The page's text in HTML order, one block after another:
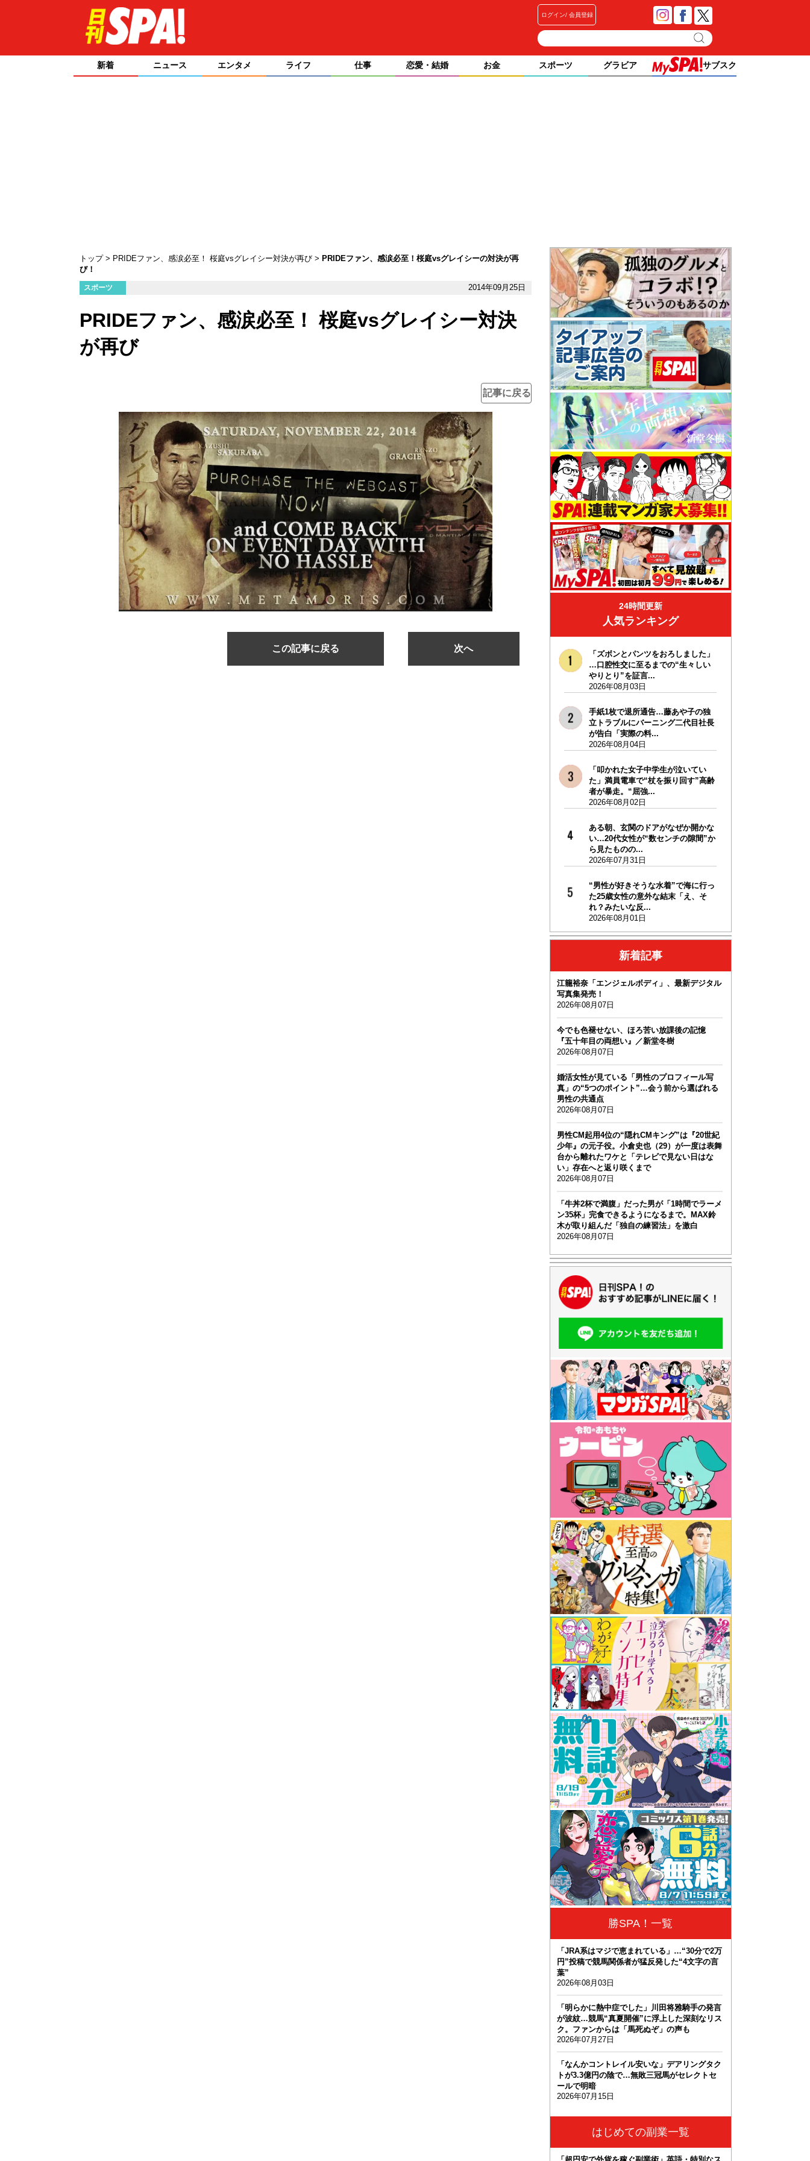
ログイン 会員登録
新着 ニュース エンタメ ライフ 仕事 恋愛・結婚 お金 スポーツ グラビア サブスク
トップ PRIDEファン、感涙必至！ 桜庭vsグレイシー対決が再び
PRIDEファン、感涙必至！桜庭vsグレイシーの対決が再
び！
スポーツ 2014年09月25日
PRIDEファン、感涙必至！ 桜庭vsグレイシー対決
が再び
記事に戻る
この記事に戻る 次へ
24時間更新
人気ランキング
「ズボンとパンツをおろしました」
…口腔性交に至るまでの“生々しい
やりとり”を証言...
2026年08月03日
手紙1枚で退所通告…藤あや子の独
立トラブルにバーニング二代目社長
が告白「実際の料...
2026年08月04日
「叩かれた女子中学生が泣いてい
た」満員電車で“杖を振り回す”高齢
者が暴走。“屈強...
2026年08月02日
ある朝、玄関のドアがなぜか開かな
い…20代女性が“数センチの隙間”か
ら見たものの...
2026年07月31日
“男性が好きそうな水着”で海に行っ
た25歳女性の意外な結末「え、そ
れ？みたいな反...
2026年08月01日
新着記事
江籠裕奈「エンジェルボディ」、最新デジタル
写真集発売！
2026年08月07日
今でも色褪せない、ほろ苦い放課後の記憶
『五十年目の両想い』／新堂冬樹
2026年08月07日
婚活女性が見ている「男性のプロフィール写
真」の“5つのポイント”…会う前から選ばれる
男性の共通点
2026年08月07日
男性CM起用4位の“隠れCMキング”は『20世紀
少年』の元子役。小倉史也（29）が一度は表舞
台から離れたワケと「テレビで見ない日はな
い」存在へと返り咲くまで
2026年08月07日
「牛丼2杯で満腹」だった男が「1時間でラーメ
ン35杯」完食できるようになるまで。MAX鈴
木が取り組んだ「独自の練習法」を激白
2026年08月07日
勝SPA！一覧
「JRA系はマジで恵まれている」…“30分で2万
円”投稿で競馬関係者が猛反発した“4文字の言
葉”
2026年08月03日
「明らかに熱中症でした」川田将雅騎手の発言
が波紋…競馬“真夏開催”に浮上した深刻なリス
ク。ファンからは「馬死ぬぞ」の声も
2026年07月27日
「なんかコントレイル安いな」デアリングタク
トが3.3億円の陰で…無敗三冠馬がセレクトセ
ールで明暗
2026年07月15日
はじめての副業一覧